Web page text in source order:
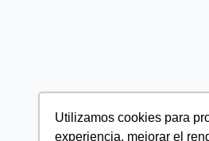
Utilizamos cookies para
experiencia, mejorar el